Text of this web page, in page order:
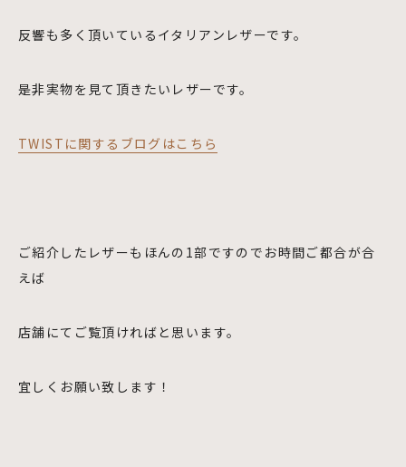
反響も多く頂いているイタリアンレザーです。
是非実物を見て頂きたいレザーです。
TWISTに関するブログはこちら
ご紹介したレザーもほんの1部ですのでお時間ご都合が合
えば
店舗にてご覧頂ければと思います。
宜しくお願い致します！